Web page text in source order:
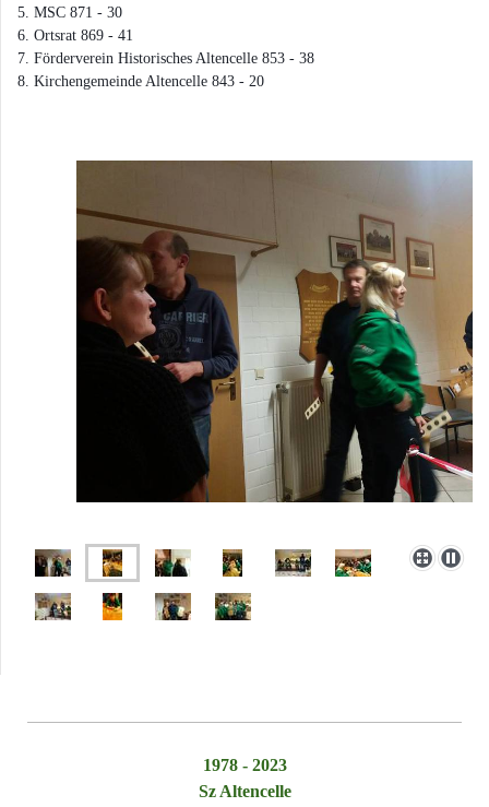
5. MSC 871 - 30
6. Ortsrat 869 - 41
7. Förderverein Historisches Altencelle 853 - 38
8. Kirchengemeinde Altencelle 843 - 20
1978 - 2023
Sz Altencelle